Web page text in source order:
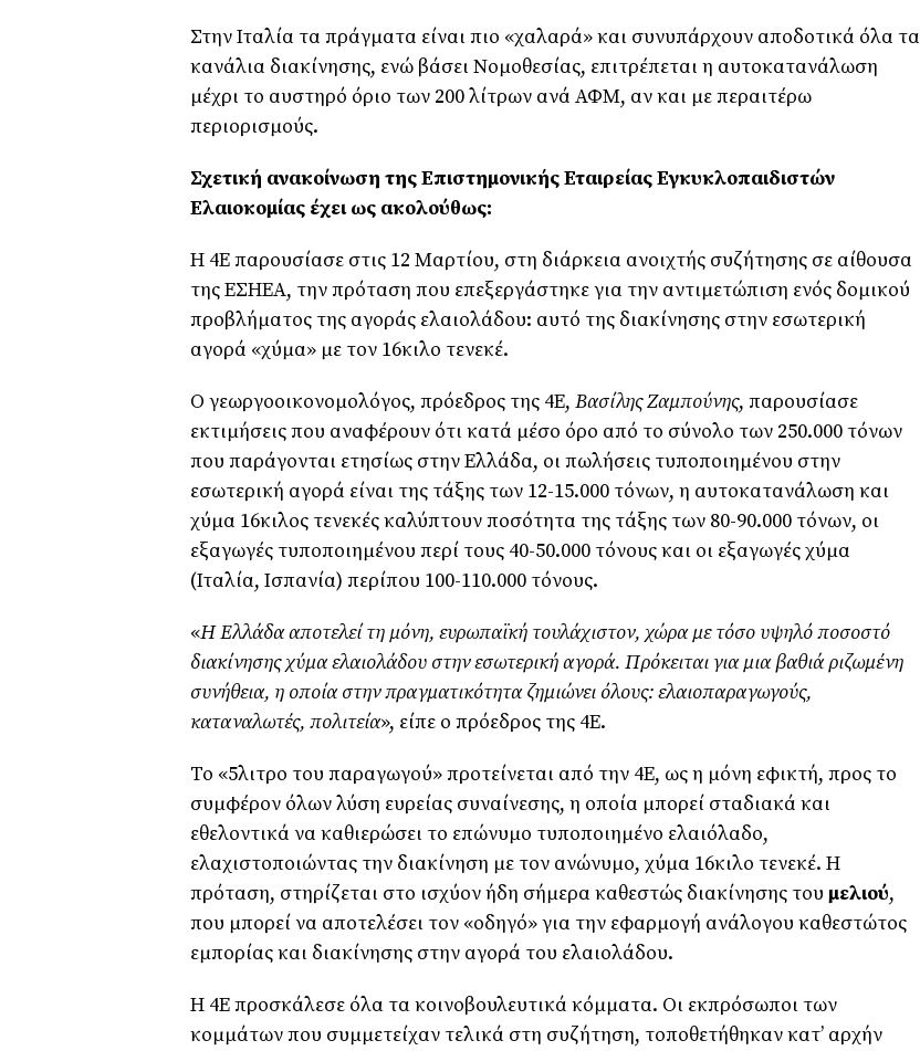
Στην Ιταλία τα πράγματα είναι πιο «χαλαρά» και συνυπάρχουν αποδοτικά όλα τα
κανάλια διακίνησης, ενώ βάσει Νομοθεσίας, επιτρέπεται η αυτοκατανάλωση
μέχρι το αυστηρό όριο των 200 λίτρων ανά ΑΦΜ, αν και με περαιτέρω
περιορισμούς.
Σχετική ανακοίνωση της Επιστημονικής Εταιρείας Εγκυκλοπαιδιστών
Ελαιοκομίας έχει ως ακολούθως:
Η 4Ε παρουσίασε στις 12 Μαρτίου, στη διάρκεια ανοιχτής συζήτησης σε αίθουσα
της ΕΣΗΕΑ, την πρόταση που επεξεργάστηκε για την αντιμετώπιση ενός δομικού
προβλήματος της αγοράς ελαιολάδου: αυτό της διακίνησης στην εσωτερική
αγορά «χύμα» με τον 16κιλο τενεκέ.
Ο γεωργοοικονομολόγος, πρόεδρος της 4Ε, Βασίλης Ζαμπούνης, παρουσίασε
εκτιμήσεις που αναφέρουν ότι κατά μέσο όρο από το σύνολο των 250.000 τόνων
που παράγονται ετησίως στην Ελλάδα, οι πωλήσεις τυποποιημένου στην
εσωτερική αγορά είναι της τάξης των 12-15.000 τόνων, η αυτοκατανάλωση και
χύμα 16κιλος τενεκές καλύπτουν ποσότητα της τάξης των 80-90.000 τόνων, οι
εξαγωγές τυποποιημένου περί τους 40-50.000 τόνους και οι εξαγωγές χύμα
(Ιταλία, Ισπανία) περίπου 100-110.000 τόνους.
«Η Ελλάδα αποτελεί τη μόνη, ευρωπαϊκή τουλάχιστον, χώρα με τόσο υψηλό ποσοστό
διακίνησης χύμα ελαιολάδου στην εσωτερική αγορά. Πρόκειται για μια βαθιά ριζωμένη
συνήθεια, η οποία στην πραγματικότητα ζημιώνει όλους: ελαιοπαραγωγούς,
καταναλωτές, πολιτεία», είπε ο πρόεδρος της 4Ε.
Το «5λιτρο του παραγωγού» προτείνεται από την 4Ε, ως η μόνη εφικτή, προς το
συμφέρον όλων λύση ευρείας συναίνεσης, η οποία μπορεί σταδιακά και
εθελοντικά να καθιερώσει το επώνυμο τυποποιημένο ελαιόλαδο,
ελαχιστοποιώντας την διακίνηση με τον ανώνυμο, χύμα 16κιλο τενεκέ. Η
πρόταση, στηρίζεται στο ισχύον ήδη σήμερα καθεστώς διακίνησης του μελιού,
που μπορεί να αποτελέσει τον «οδηγό» για την εφαρμογή ανάλογου καθεστώτος
εμπορίας και διακίνησης στην αγορά του ελαιολάδου.
Η 4Ε προσκάλεσε όλα τα κοινοβουλευτικά κόμματα. Οι εκπρόσωποι των
κομμάτων που συμμετείχαν τελικά στη συζήτηση, τοποθετήθηκαν κατ’ αρχήν